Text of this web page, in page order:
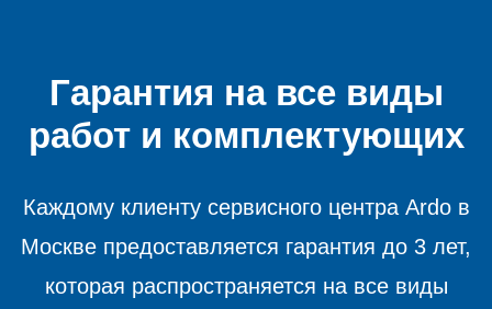
Гарантия на все виды
работ и комплектующих
Каждому клиенту сервисного центра Ardo в
Москве предоставляется гарантия до 3 лет,
которая распространяется на все виды